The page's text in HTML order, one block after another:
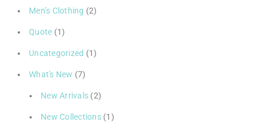
Men’s Clothing (2)
Quote (1)
Uncategorized (1)
What's New (7)
New Arrivals (2)
New Collections(1)